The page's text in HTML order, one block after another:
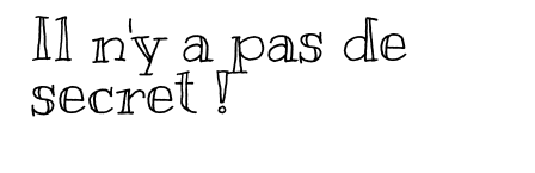
Il n'y a pas de
secret !